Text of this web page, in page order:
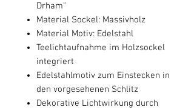
Drham"
Material Sockel: Massivholz
Material Motiv: Edelstahl
Teelichtaufnahme im Holzsockel
integriert
Edelstahlmotiv zum Einstecken in
den vorgesehenen Schlitz
Dekorative Lichtwirkung durch